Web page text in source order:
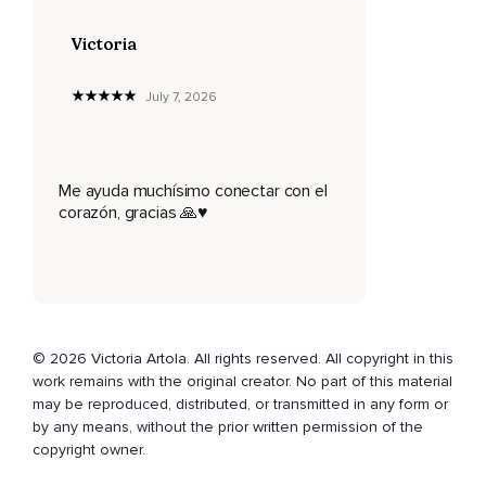
Siéntate en el suelo con una silla con la espalda recta.
Y al exhalar suelta todo el aire de la boca.
Y de nuevo inhala profundamente por la nariz.
Nota ahora los puntos de contacto.
De tu cuerpo con la silla,
Con el suelo.
Victoria
July 7, 2026
Me ayuda muchísimo conectar con el
corazón, gracias 🙏♥️
© 2026 Victoria Artola. All rights reserved. All copyright in this
work remains with the original creator. No part of this material
may be reproduced, distributed, or transmitted in any form or
by any means, without the prior written permission of the
copyright owner.